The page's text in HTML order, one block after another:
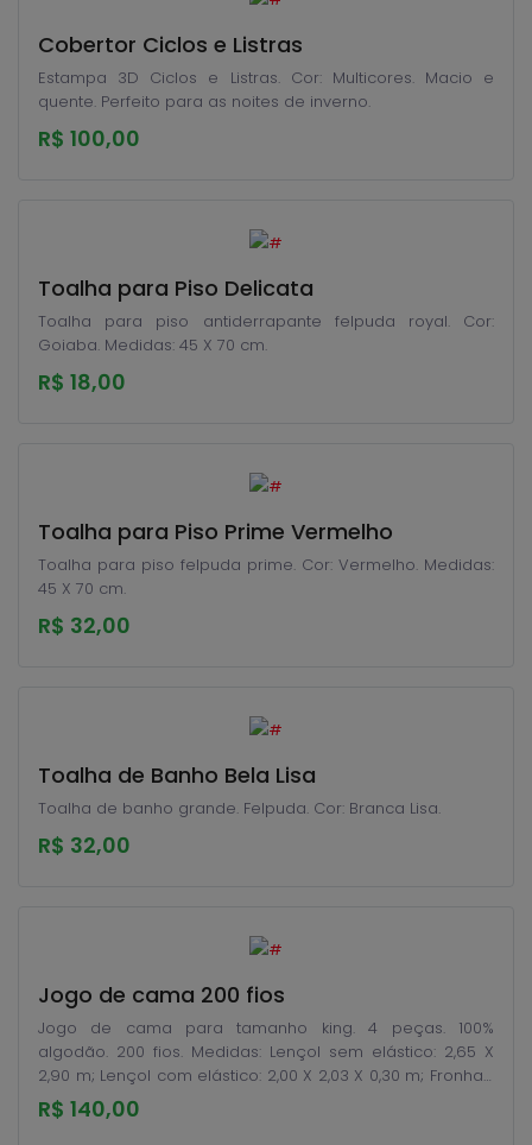
Cobertor Ciclos e Listras
Estampa 3D Ciclos e Listras. Cor: Multicores. Macio e
quente. Perfeito para as noites de inverno.
R$ 100,00
Toalha para Piso Delicata
Toalha para piso antiderrapante felpuda royal. Cor:
Goiaba. Medidas: 45 X 70 cm.
R$ 18,00
Toalha para Piso Prime Vermelho
Toalha para piso felpuda prime. Cor: Vermelho. Medidas:
45 X 70 cm.
R$ 32,00
Toalha de Banho Bela Lisa
Toalha de banho grande. Felpuda. Cor: Branca Lisa.
R$ 32,00
Jogo de cama 200 fios
Jogo de cama para tamanho king. 4 peças. 100%
algodão. 200 fios. Medidas: Lençol sem elástico: 2,65 X
2,90 m; Lençol com elástico: 2,00 X 2,03 X 0,30 m; Fronhas:
0,50 X 0,70 m.
R$ 140,00